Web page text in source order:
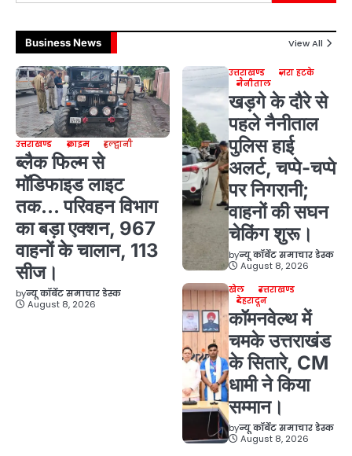
Business News View All
उत्तराखण्ड क्राइम हल्द्वानी
ब्लैक फिल्म से
मॉडिफाइड लाइट
तक… परिवहन विभाग
का बड़ा एक्शन, 967
वाहनों के चालान, 113
सीज।
byन्यू कॉर्बेट समाचार डेस्क
August 8, 2026
उत्तराखण्ड
ज़रा हटके
नैनीताल
खड़गे के दौरे से
पहले नैनीताल
पुलिस हाई
अलर्ट, चप्पे-चप्पे
पर निगरानी;
वाहनों की सघन
चेकिंग शुरू।
byन्यू कॉर्बेट समाचार डेस्क
August 8, 2026
खेल
उत्तराखण्ड
देहरादून
कॉमनवेल्थ में
चमके उत्तराखंड
के सितारे, CM
धामी ने किया
सम्मान।
byन्यू कॉर्बेट समाचार डेस्क
August 8, 2026